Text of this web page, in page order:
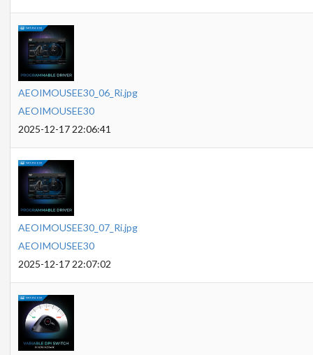
AEOIMOUSEE30_06_Ri.jpg
AEOIMOUSEE30
2025-12-17 22:06:41
AEOIMOUSEE30_07_Ri.jpg
AEOIMOUSEE30
2025-12-17 22:07:02